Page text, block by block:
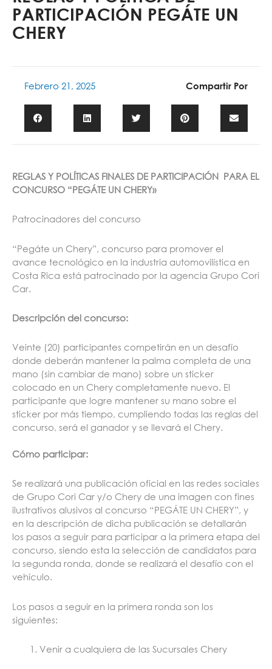
PARTICIPACIÓN PEGÁTE UN
CHERY
Febrero 21, 2025 Compartir Por
REGLAS Y POLÍTICAS FINALES DE PARTICIPACIÓN PARA EL
CONCURSO “PEGÁTE UN CHERY»
Patrocinadores del concurso
“Pegáte un Chery”, concurso para promover el
avance tecnológico en la industria automovilística en
Costa Rica está patrocinado por la agencia Grupo Cori
Car.
Descripción del concurso:
Veinte (20) participantes competirán en un desafío
donde deberán mantener la palma completa de una
mano (sin cambiar de mano) sobre un sticker
colocado en un Chery completamente nuevo. El
participante que logre mantener su mano sobre el
sticker por más tiempo, cumpliendo todas las reglas del
concurso, será el ganador y se llevará el Chery.
Cómo participar:
Se realizará una publicación oficial en las redes sociales
de Grupo Cori Car y/o Chery de una imagen con fines
ilustrativos alusivos al concurso “PEGÁTE UN CHERY”, y
en la descripción de dicha publicación se detallarán
los pasos a seguir para participar a la primera etapa del
concurso, siendo esta la selección de candidatos para
la segunda ronda, donde se realizará el desafío con el
vehículo.
Los pasos a seguir en la primera ronda son los
siguientes:
Venir a cualquiera de las Sucursales Chery